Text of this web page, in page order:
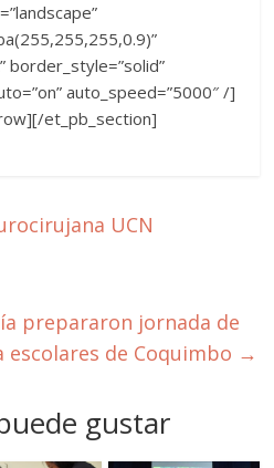
border_style=”solid”
auto_speed=”5000″ /]
et_pb_section]
UCN
prepararon jornada de
escolares de Coquimbo →
gustar